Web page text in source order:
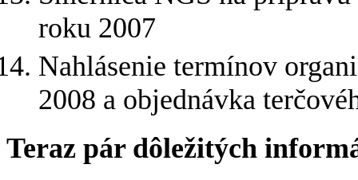
roku 2007
Nahlásenie termínov
2008 a objednávka
Teraz pár dôležitých